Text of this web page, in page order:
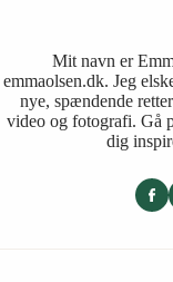
Mit navn er
emmaolsen.dk. Jeg
nye, spændende
video og fotografi. Gå
dig